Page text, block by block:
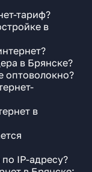
тариф?
в
в Брянске?
оптоволокно?
в
IP-адресу?